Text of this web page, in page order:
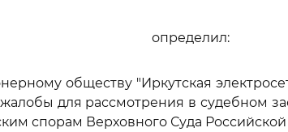
определил:
обществу "Иркутская
для рассмотрения в судебном
спорам Верховного Суда